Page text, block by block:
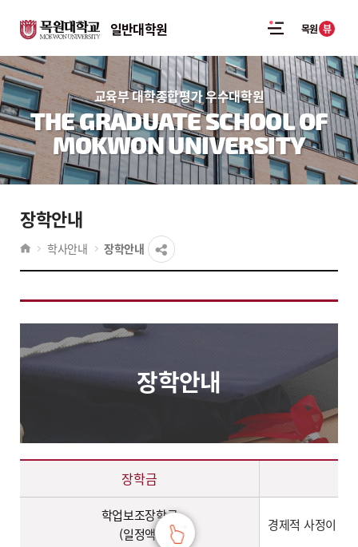
일반대학원 목원 뷰
교육부 대학종합평가 우수대학원
THE GRADUATE SCHOOL OF
MOKWON UNIVERSITY
장학안내
학사안내 장학안내
장학안내
장학안내 – 장학금, 선발기준 정보 제공
장학금
학업보조장학금
(일정액)
경제적 사정이 곤